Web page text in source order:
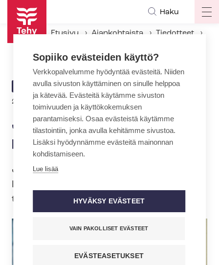
Hyppää
pääsisältöön
Haku
Etusivu Ajankohtaista
Tiedotteet
ARTIKKELIN
KATEGORIA
TIEDOTE
28.10.2024 | 13:01
Johanna Aatsalo Tehy-lehden
päätoimittajaksi
Johanna Aatsalo (LitM) on valittu Tehy-
lehden päätoimittajaksi. Hän aloittaa
työssä 28. lokakuuta.
Sopiiko evästeiden käyttö?
Verkkopalvelumme hyödyntää evästeitä. Niiden
avulla sivuston käyttäminen on sinulle helppoa
ja kätevää. Evästeitä käytämme sivuston
toimivuuden ja käyttökokemuksen
parantamiseksi. Osaa evästeistä käytämme
tilastointiin, jonka avulla kehitämme sivustoa.
Lisäksi hyödynnämme evästeitä mainonnan
kohdistamiseen.
Lue lisää
HYVÄKSY EVÄSTEET
VAIN PAKOLLISET EVÄSTEET
EVÄSTEASETUKSET